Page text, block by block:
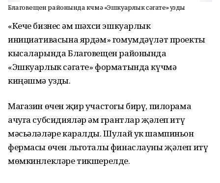
Благовещен районында күчмә «Эшкуарлык сәгате» узды
«Кече бизнес һәм шәхси эшкуарлык
инициативасына ярдәм» гомумдәүләт проекты
кысаларында Благовещен районында
«Эшкуарлык сәгате» форматында күчмә
киңәшмә узды.
Магазин өчен җир участогы бирү, пилорама
ачуга субсидияләр һәм грантлар җәлеп итү
мәсьәләләре каралды. Шулай ук шампиньон
фермасы өчен льготалы финаслауны җәлеп итү
мөмкинлекләре тикшерелде.